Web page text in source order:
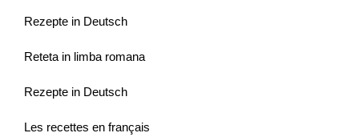
Rezepte in Deutsch
Reteta in limba romana
Rezepte in Deutsch
Les recettes en français